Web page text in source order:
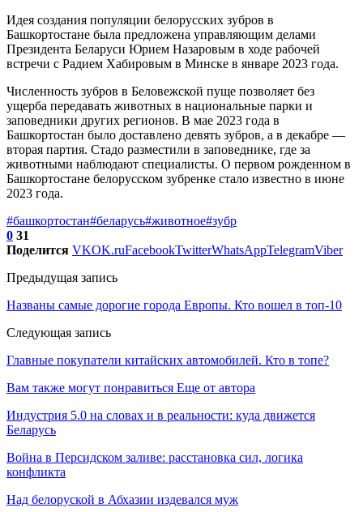
Идея создания популяции белорусских зубров в
Башкортостане была предложена управляющим делами
Президента Беларуси Юрием Назаровым в ходе рабочей
встречи с Радием Хабировым в Минске в январе 2023 года.
Численность зубров в Беловежской пуще позволяет без
ущерба передавать животных в национальные парки и
заповедники других регионов. В мае 2023 года в
Башкортостан было доставлено девять зубров, а в декабре —
вторая партия. Стадо разместили в заповеднике, где за
животными наблюдают специалисты. О первом рожденном в
Башкортостане белорусском зубренке стало известно в июне
2023 года.
#башкортостан#беларусь#животное#зубр
0 31
Поделится VKOK.ruFacebookTwitterWhatsAppTelegramViber
Предыдущая запись
Названы самые дорогие города Европы. Кто вошел в топ-10
Следующая запись
Главные покупатели китайских автомобилей. Кто в топе?
Вам также могут понравиться Еще от автора
Индустрия 5.0 на словах и в реальности: куда движется
Беларусь
Война в Персидском заливе: расстановка сил, логика
конфликта
Над белоруской в Абхазии издевался муж